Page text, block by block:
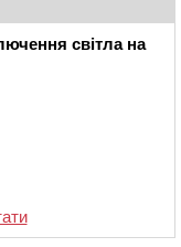
світла на